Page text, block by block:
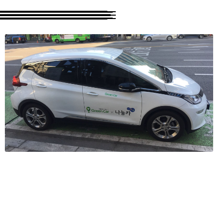
recherche 🔍